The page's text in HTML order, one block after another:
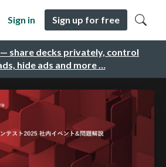
— share decks privately, control
hide ads and more …
Sign in Sign up for free